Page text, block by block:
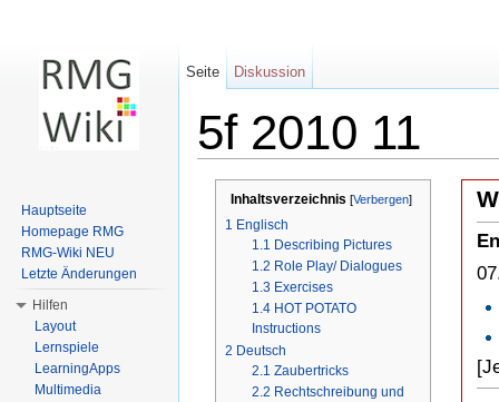
5f 2010 11
Inhaltsverzeichnis [Verbergen]
1 Englisch
1.1 Describing Pictures
1.2 Role Play/ Dialogues
1.3 Exercises
1.4 HOT POTATO
Instructions
2 Deutsch
2.1 Zaubertricks
2.2 Rechtschreibung und
Seite Diskussion
Hauptseite
Homepage RMG
RMG-Wiki NEU
Letzte Änderungen
Hilfen
Layout
Lernspiele
LearningApps
Multimedia